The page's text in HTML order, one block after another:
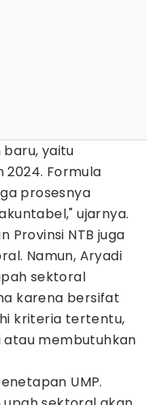
yaitu
2024. Formula
prosesnya
ujarnya.
Provinsi NTB juga
Namun, Aryadi
sektoral
karena bersifat
kriteria tertentu,
membutuhkan
UMP.